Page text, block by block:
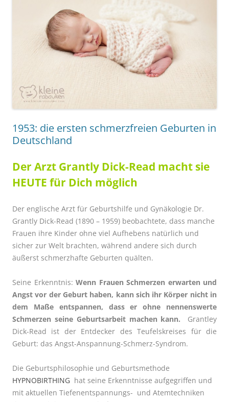
1953: die ersten schmerzfreien Geburten in
Deutschland
Der Arzt Grantly Dick-Read macht sie
HEUTE für Dich möglich
Der englische Arzt für Geburtshilfe und Gynäkologie Dr.
Grantly Dick-Read (1890 – 1959) beobachtete, dass manche
Frauen ihre Kinder ohne viel Aufhebens natürlich und
sicher zur Welt brachten, während andere sich durch
äußerst schmerzhafte Geburten quälten.
Seine Erkenntnis: Wenn Frauen Schmerzen erwarten und
Angst vor der Geburt haben, kann sich ihr Körper nicht in
dem Maße entspannen, dass er ohne nennenswerte
Schmerzen seine Geburtsarbeit machen kann. Grantley
Dick-Read ist der Entdecker des Teufelskreises für die
Geburt: das Angst-Anspannung-Schmerz-Syndrom.
Die Geburtsphilosophie und Geburtsmethode
HYPNOBIRTHING hat seine Erkenntnisse aufgegriffen und
mit aktuellen Tiefenentspannungs- und Atemtechniken